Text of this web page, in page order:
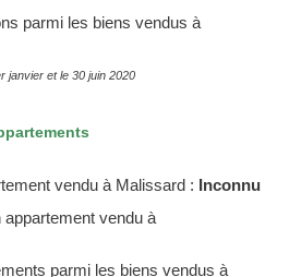
parmi les biens vendus à
janvier et le 30 juin 2020
vendu à Malissard : Inconnu
vendu à
parmi les biens vendus à